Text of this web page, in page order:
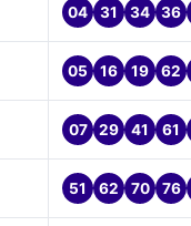
04 31 34 36
05 16 19 62
07 29 41 61
51 62 70 76